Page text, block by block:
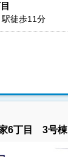
徒歩11分
6丁目 3号棟